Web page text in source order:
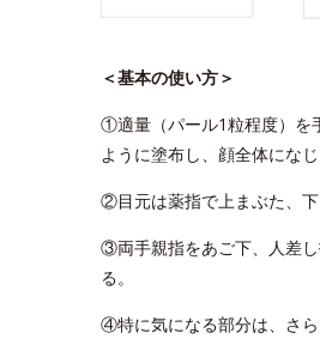
＜基本の使い方＞
①適量（パール1粒程度）を
ように塗布し、顔全体になじ
②目元は薬指で上まぶた、下
③両手親指をあご下、人差
る。
④特に気になる部分は、さら